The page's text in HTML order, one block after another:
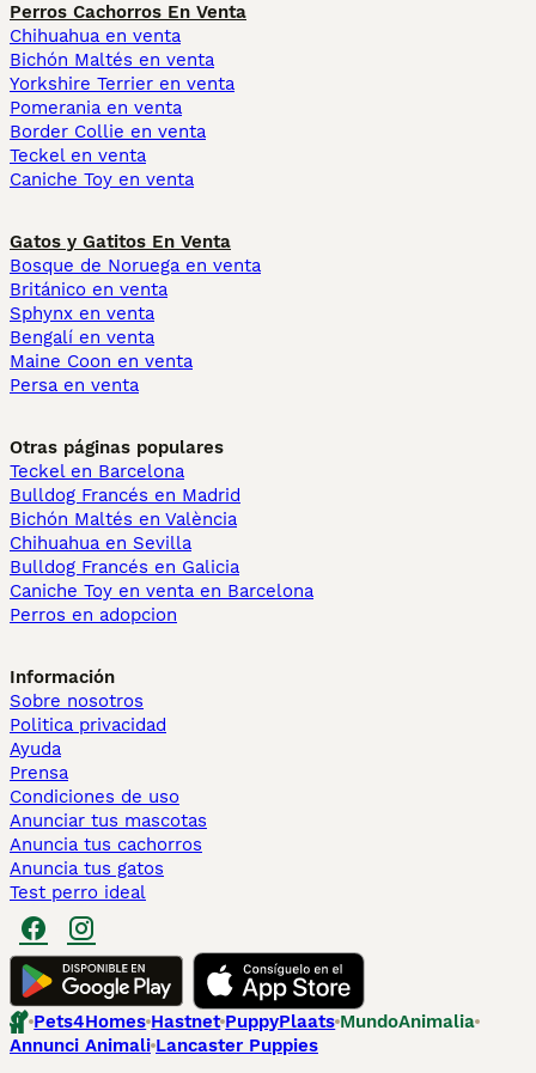
Perros Cachorros En Venta
Chihuahua en venta
Bichón Maltés en venta
Yorkshire Terrier en venta
Pomerania en venta
Border Collie en venta
Teckel en venta
Caniche Toy en venta
Gatos y Gatitos En Venta
Bosque de Noruega en venta
Británico en venta
Sphynx en venta
Bengalí en venta
Maine Coon en venta
Persa en venta
Otras páginas populares
Teckel en Barcelona
Bulldog Francés en Madrid
Bichón Maltés en València
Chihuahua en Sevilla
Bulldog Francés en Galicia
Caniche Toy en venta en Barcelona
Perros en adopcion
Información
Sobre nosotros
Politica privacidad
Ayuda
Prensa
Condiciones de uso
Anunciar tus mascotas
Anuncia tus cachorros
Anuncia tus gatos
Test perro ideal
Pets4Homes Hastnet PuppyPlaats MundoAnimalia
Annunci Animali Lancaster Puppies